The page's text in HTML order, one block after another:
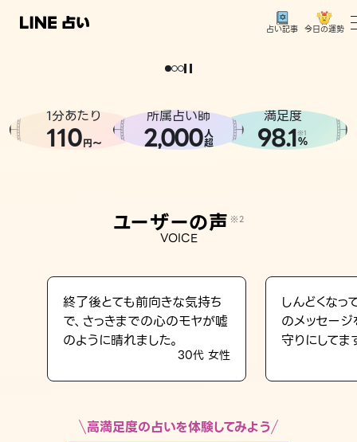
占い記事 今日の運勢
相談事例
LINE占いを開く
※LINEアプリ内のサービスページへ遷移します
どうせなら
。
1分あたり
110円〜
所属占い師
2,000人
超
満足度
98.1※1
%
ユーザーの声 ※2
VOICE
終了後とても前向きな気持ち
で、さっきまでの心のモヤが嘘
のように晴れました。
30代 女性
しんどくなっ
のメッセー
守りにしてま
高満足度の占いを体験してみよう